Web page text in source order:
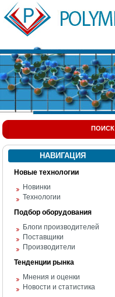
ПОИСК
НАВИГАЦИЯ
Новые технологии
Новинки
Технологии
Подбор оборудования
Блоги производителей
Поставщики
Производители
Тенденции рынка
Мнения и оценки
Новости и статистика